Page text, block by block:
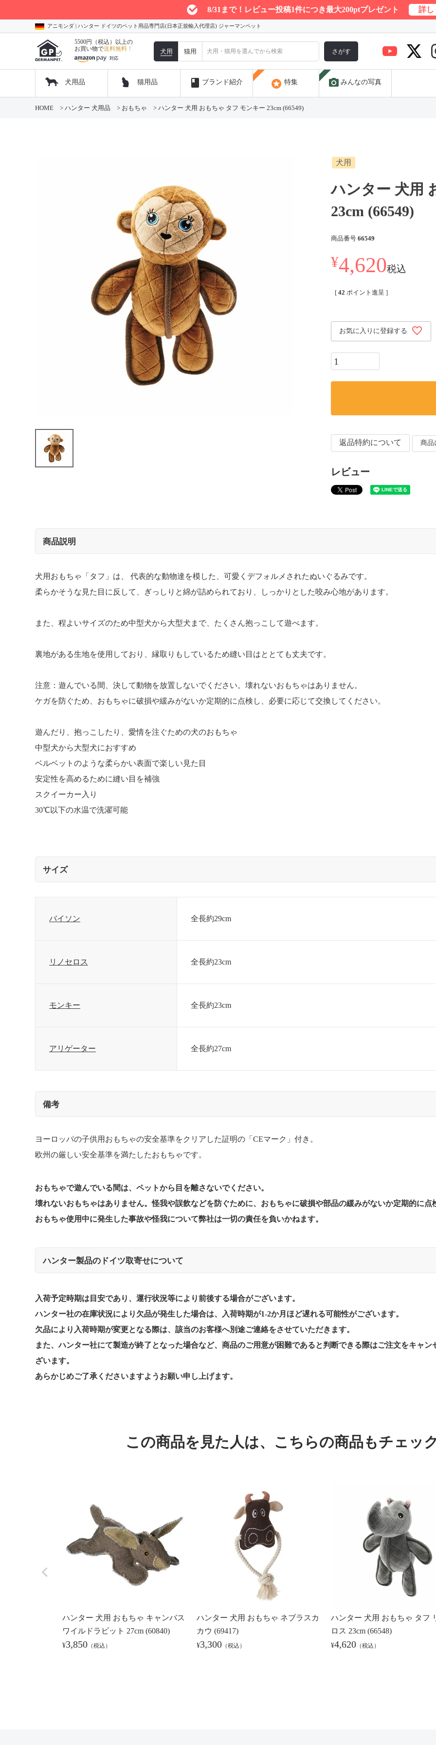
8/31まで！レビュー投稿1件につき最大200ptプレゼント 詳し
アニモンダ | ハンター ドイツのペット用品専門店(日本正規輸入代理店) ジャーマンペット
5500円（税込）以上の
お買い物で送料無料！ 犬用 猫用 さがす
犬用品 猫用品 book ブランド紹介 stars 特集 photo_camera みんなの写真
HOME ハンター 犬用品 おもちゃ ハンター 犬用 おもちゃ タフ モンキー 23cm (66549)
犬用
ハンター 犬用
23cm (66549)
商品番号 66549
¥4,620税込
[ 42 ポイント進呈 ]
お気に入りに登録する
返品特約について 商品
レビュー
商品説明
犬用おもちゃ「タフ」は、 代表的な動物達を模した、可愛くデフォルメされたぬいぐるみです。
柔らかそうな見た目に反して、ぎっしりと綿が詰められており、しっかりとした咬み心地があります。
また、程よいサイズのため中型犬から大型犬まで、たくさん抱っこして遊べます。
裏地がある生地を使用しており、縁取りもしているため縫い目はととても丈夫です。
注意：遊んでいる間、決して動物を放置しないでください。壊れないおもちゃはありません。
ケガを防ぐため、おもちゃに破損や緩みがないか定期的に点検し、必要に応じて交換してください。
遊んだり、抱っこしたり、愛情を注ぐための犬のおもちゃ
中型犬から大型犬におすすめ
ベルベットのような柔らかい表面で楽しい見た目
安定性を高めるために縫い目を補強
スクイーカー入り
30℃以下の水温で洗濯可能
サイズ
バイソン 全長約29cm
リノセロス 全長約23cm
モンキー 全長約23cm
アリゲーター 全長約27cm
備考
ヨーロッパの子供用おもちゃの安全基準をクリアした証明の「CEマーク」付き。
欧州の厳しい安全基準を満たしたおもちゃです。
おもちゃで遊んでいる間は、ペットから目を離さないでください。
壊れないおもちゃはありません。怪我や誤飲などを防ぐために、おもちゃに破損や部品の緩みがないか定期的に点
おもちゃ使用中に発生した事故や怪我について弊社は一切の責任を負いかねます。
ハンター製品のドイツ取寄せについて
入荷予定時期は目安であり、運行状況等により前後する場合がございます。
ハンター社の在庫状況により欠品が発生した場合は、入荷時期が1-2か月ほど遅れる可能性がございます。
欠品により入荷時期が変更となる際は、該当のお客様へ別途ご連絡をさせていただきます。
また、ハンター社にて製造が終了となった場合など、商品のご用意が困難であると判断できる際はご注文をキャ
ざいます。
あらかじめご了承くださいますようお願い申し上げます。
この商品を見た人は、 こちらの商品もチェッ
ハンター 犬用 おもちゃ キャンバス
ワイルドラビット 27cm (60840)
¥3,850 （税込）
ハンター 犬用 おもちゃ ネブラスカ
カウ (69417)
¥3,300 （税込）
ハンター 犬用 おもちゃ タフ
ロス 23cm (66548)
¥4,620 （税込）